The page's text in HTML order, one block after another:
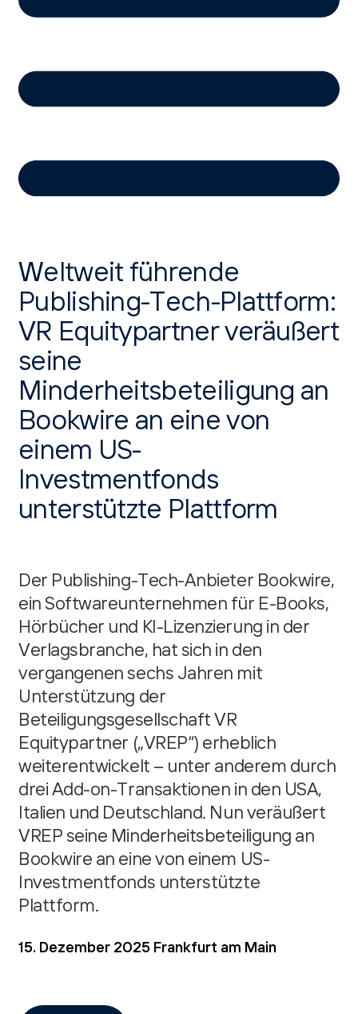
Weltweit führende
Publishing-Tech-Plattform:
VR Equitypartner veräußert
seine
Minderheitsbeteiligung an
Bookwire an eine von
einem US-
Investmentfonds
unterstützte Plattform
Der Publishing-Tech-Anbieter Bookwire,
ein Softwareunternehmen für E-Books,
Hörbücher und KI-Lizenzierung in der
Verlagsbranche, hat sich in den
vergangenen sechs Jahren mit
Unterstützung der
Beteiligungsgesellschaft VR
Equitypartner („VREP“) erheblich
weiterentwickelt – unter anderem durch
drei Add-on-Transaktionen in den USA,
Italien und Deutschland. Nun veräußert
VREP seine Minderheitsbeteiligung an
Bookwire an eine von einem US-
Investmentfonds unterstützte
Plattform.
15. Dezember 2025 Frankfurt am Main